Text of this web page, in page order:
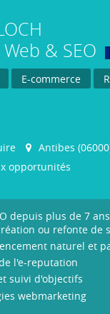
& SEO
E-commerce
Antibes
opportunités
depuis plus de 7
ou refonte de
naturel et
l'e-reputation
suivi d'objectifs
webmarketing